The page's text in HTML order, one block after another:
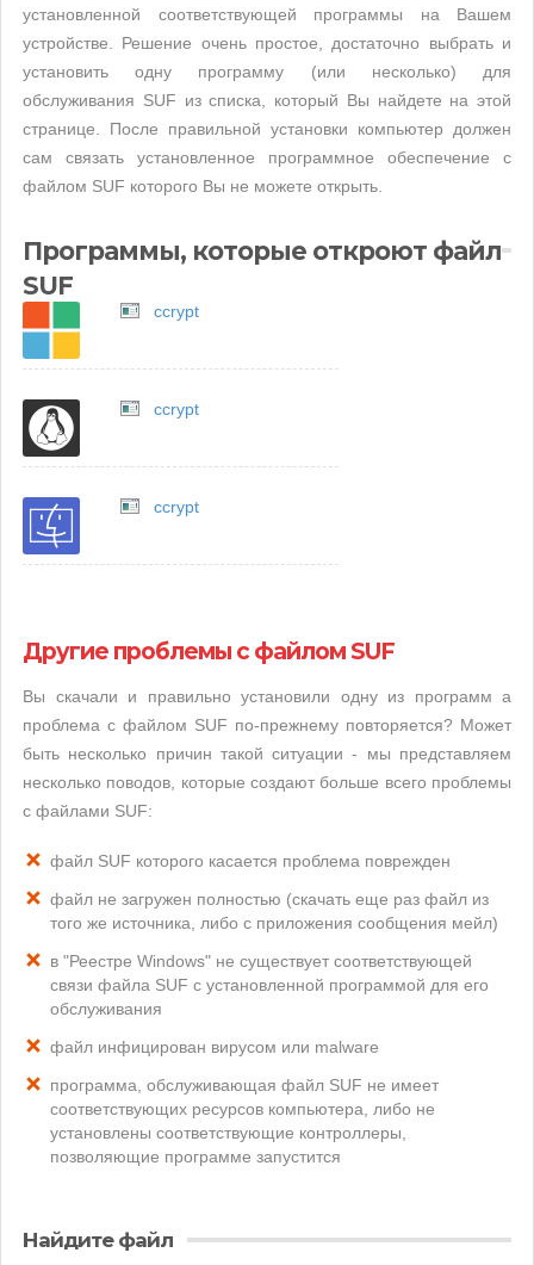
установленной соответствующей программы на Вашем
устройстве. Решение очень простое, достаточно выбрать и
установить одну программу (или несколько) для
обслуживания SUF из списка, который Вы найдете на этой
странице. После правильной установки компьютер должен
сам связать установленное программное обеспечение с
файлом SUF которого Вы не можете открыть.
Программы, которые откроют файл
SUF
ccrypt
ccrypt
ccrypt
Другие проблемы с файлом SUF
Вы скачали и правильно установили одну из программ а
проблема с файлом SUF по-прежнему повторяется? Может
быть несколько причин такой ситуации - мы представляем
несколько поводов, которые создают больше всего проблемы
с файлами SUF:
файл SUF которого касается проблема поврежден
файл не загружен полностью (скачать еще раз файл из
того же источника, либо с приложения сообщения мейл)
в "Реестре Windows" не существует соответствующей
связи файла SUF с установленной программой для его
обслуживания
файл инфицирован вирусом или malware
программа, обслуживающая файл SUF не имеет
соответствующих ресурсов компьютера, либо не
установлены соответствующие контроллеры,
позволяющие программе запустится
Найдите файл